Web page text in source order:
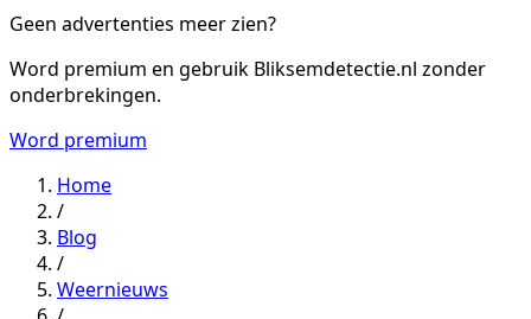
Geen advertenties meer zien?
Word premium en gebruik Bliksemdetectie.nl zonder
onderbrekingen.
Word premium
Home
/
Blog
/
Weernieuws